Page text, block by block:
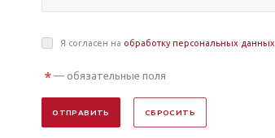
Я согласен на обработку персональных данных
* — обязательные поля
ОТПРАВИТЬ СБРОСИТЬ